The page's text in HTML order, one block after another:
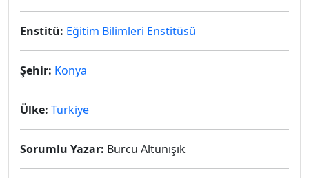
Enstitü: Eğitim Bilimleri Enstitüsü
Şehir: Konya
Ülke: Türkiye
Sorumlu Yazar: Burcu Altunışık